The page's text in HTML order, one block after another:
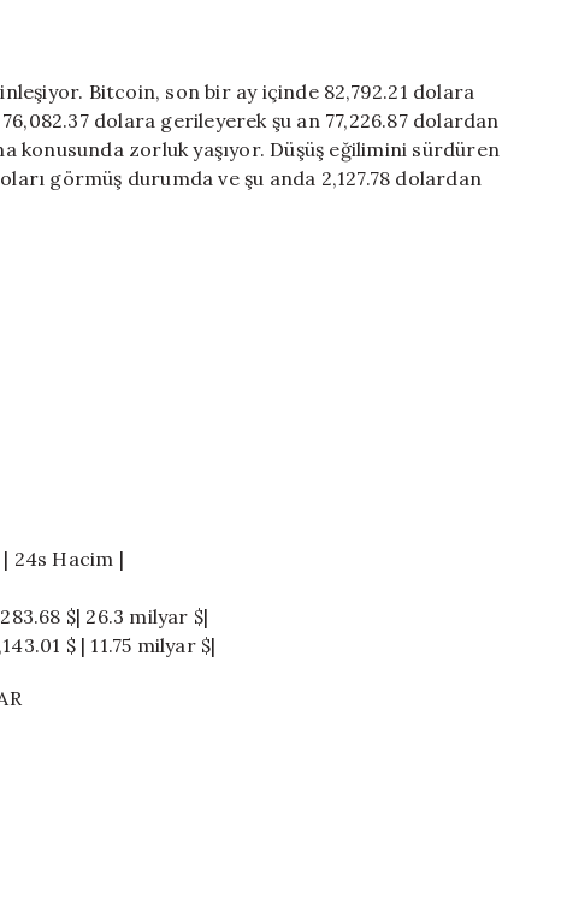
Bitcoin
ve
Ethereum
Zor
Günler
Bitcoin, son bir ay içinde 82,792.21 dolara
dolara gerileyerek şu an 77,226.87 dolardan
zorluk yaşıyor. Düşüş eğilimini sürdüren
görmüş durumda ve şu anda 2,127.78 dolardan
| 24s Hacim |
$| 26.3 milyar $|
$ | 11.75 milyar $|